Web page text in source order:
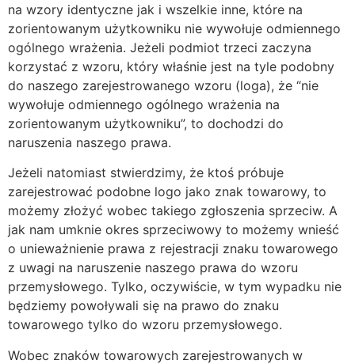
na wzory identyczne jak i wszelkie inne, które na
zorientowanym użytkowniku nie wywołuje odmiennego
ogólnego wrażenia. Jeżeli podmiot trzeci zaczyna
korzystać z wzoru, który właśnie jest na tyle podobny
do naszego zarejestrowanego wzoru (loga), że “nie
wywołuje odmiennego ogólnego wrażenia na
zorientowanym użytkowniku”, to dochodzi do
naruszenia naszego prawa.
Jeżeli natomiast stwierdzimy, że ktoś próbuje
zarejestrować podobne logo jako znak towarowy, to
możemy złożyć wobec takiego zgłoszenia sprzeciw. A
jak nam umknie okres sprzeciwowy to możemy wnieść
o unieważnienie prawa z rejestracji znaku towarowego
z uwagi na naruszenie naszego prawa do wzoru
przemysłowego. Tylko, oczywiście, w tym wypadku nie
będziemy powoływali się na prawo do znaku
towarowego tylko do wzoru przemysłowego.
Wobec znaków towarowych zarejestrowanych w